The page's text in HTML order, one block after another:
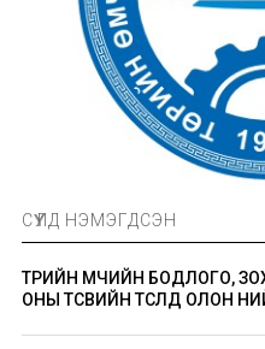
СҮҮЛД НЭМЭГДСЭН
ТӨРИЙН ӨМЧИЙН БОДЛОГО,
ОНЫ ТӨСВИЙН ТӨСӨЛД ОЛОН